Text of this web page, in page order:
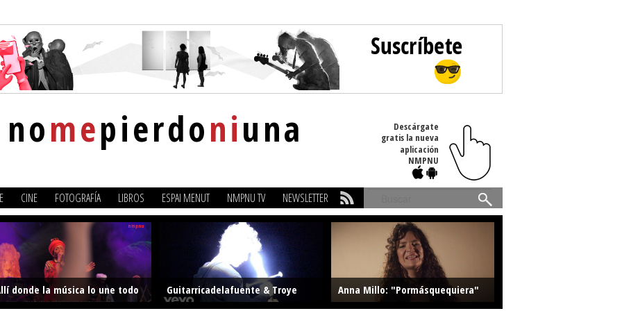
nomepierdoniuna
Descárgate
gratis la nueva
aplicación
NMPNU
CINE FOTOGRAFÍA LIBROS ESPAI MENUT NMPNU TV NEWSLETTER
Buscar
donde la música lo une todo
Guitarricadelafuente & Troye
Anna Millo: "Pormásquequiera"